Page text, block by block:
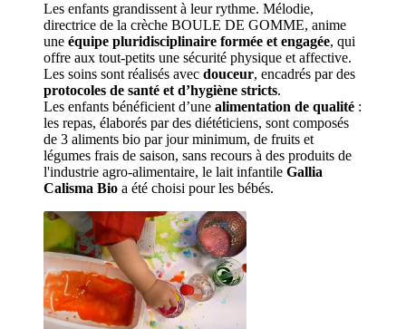
Les enfants grandissent à leur rythme. Mélodie,
directrice de la crèche BOULE DE GOMME, anime
une équipe pluridisciplinaire formée et engagée, qui
offre aux tout-petits une sécurité physique et affective.
Les soins sont réalisés avec douceur
protocoles de santé et d’hygiène stricts.
Les enfants bénéficient d’une alimentation de qualité :
les repas, élaborés par des diététiciens, sont composés
de 3 aliments bio par jour minimum, de fruits et
légumes frais de saison, sans recours à des produits de
l'industrie agro-alimentaire, le lait infantile Gallia
Calisma Bio a été choisi pour les bébés.